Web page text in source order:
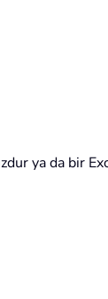
ya da bir